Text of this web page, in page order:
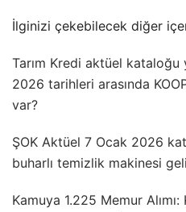
İlginizi çekebilecek diğer
Tarım Kredi aktüel kataloğu
2026 tarihleri arasında
var?
ŞOK Aktüel 7 Ocak 2026
buharlı temizlik makinesi
Kamuya 1.225 Memur